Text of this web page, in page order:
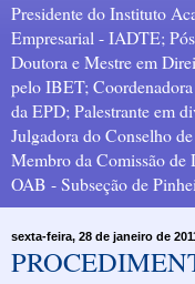
Presidente do Instituto
Empresarial - IADTE;
Doutora e Mestre em
pelo IBET;
da EPD; Palestrante em
Julgadora do Conselho
Membro da Comissão
OAB - Subseção de
sexta-feira, 28 de janeiro de